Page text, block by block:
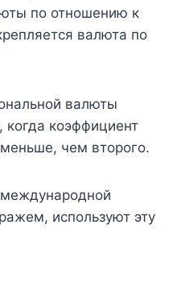
по отношению к
валюта по
валюты
когда коэффициент
меньше, чем второго.
международной
используют эту